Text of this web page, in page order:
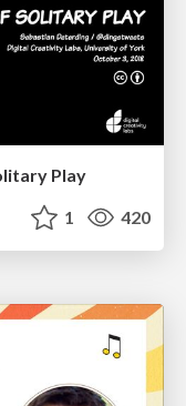
Play
1 420